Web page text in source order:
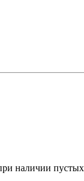
наличии